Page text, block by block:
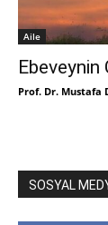
Aile
Ebeveynin
Prof. Dr. Mustafa
SOSYAL